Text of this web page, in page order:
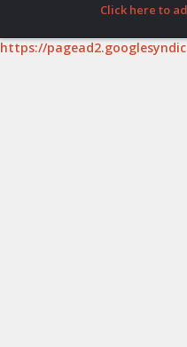
Click here to
https://